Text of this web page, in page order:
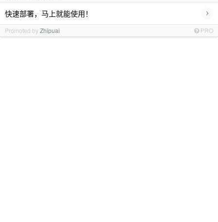
快速部署，马上就能使用！ ›
Promoted byZhipuai PRO